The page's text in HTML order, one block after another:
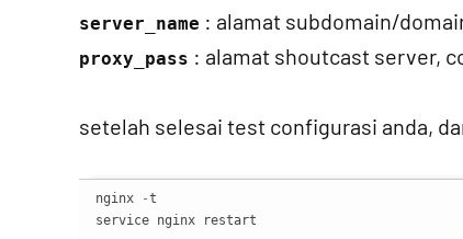
server_name : alamat subdomain/
proxy_pass : alamat shoutcast server,
setelah selesai test configurasi anda,
nginx -t
service nginx restart